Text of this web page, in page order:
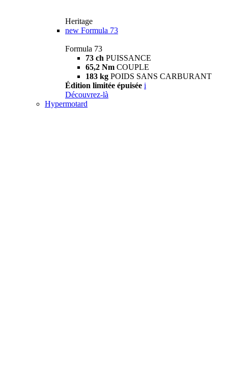
Heritage
new Formula 73
Formula 73
73 ch PUISSANCE
65,2 Nm COUPLE
183 kg POIDS SANS CARBURANT
Édition limitée épuisée i
Découvrez-là
Hypermotard